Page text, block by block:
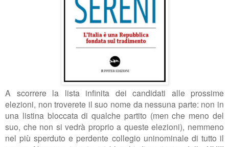
A scorrere la lista infinita dei candidati alle prossime
elezioni, non troverete il suo nome da nessuna parte: non in
una listina bloccata di qualche partito (men che meno del
suo, che non si vedrà proprio a queste elezioni), nemmeno
nel più sperduto e perdente collegio uninominale di tutto il